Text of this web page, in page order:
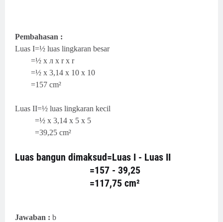
Pembahasan :
Luas I=½ luas lingkaran besar
=½ x л x r x r
=½ x 3,14 x 10 x 10
=157 cm²
Luas II=½ luas lingkaran kecil
=½ x 3,14 x 5 x 5
=39,25 cm²
Luas bangun dimaksud=Luas I - Luas II
=157 - 39,25
=117,75 cm²
Jawaban : b